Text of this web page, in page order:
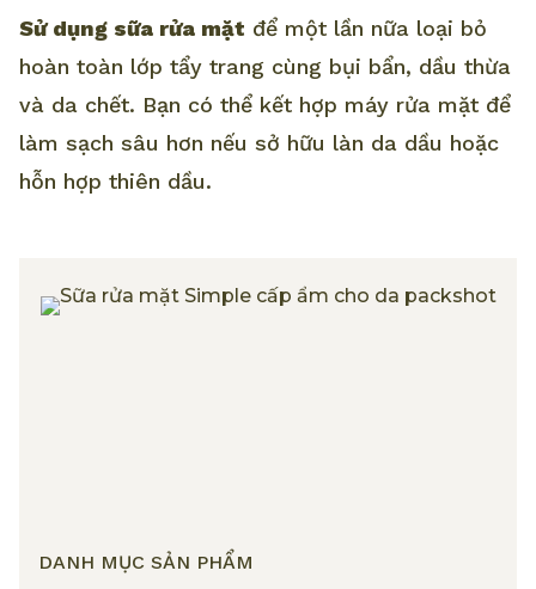
Sử dụng sữa rửa mặt để một lần nữa loại bỏ
hoàn toàn lớp tẩy trang cùng bụi bẩn, dầu thừa
và da chết. Bạn có thể kết hợp máy rửa mặt để
làm sạch sâu hơn nếu sở hữu làn da dầu hoặc
hỗn hợp thiên dầu.
DANH MỤC SẢN PHẨM